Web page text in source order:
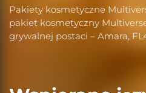
Pakiety kosmetyczne
pakiet kosmetyczny
grywalnej postaci – Amara,